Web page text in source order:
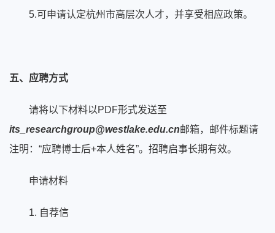
5.可申请认定杭州市高层次人才，并享受相应政策。
五、应聘方式
请将以下材料以PDF形式发送至
its_researchgroup@westlake.edu.cn邮箱，邮件标题请
注明：“应聘博士后+本人姓名”。招聘启事长期有效。
申请材料
1. 自荐信